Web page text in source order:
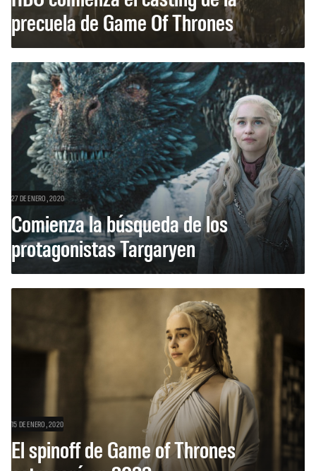
precuela de Game Of Thrones
27 DE ENERO, 2020
Comienza la búsqueda de los
protagonistas Targaryen
15 DE ENERO, 2020
El spinoff de Game of Thrones